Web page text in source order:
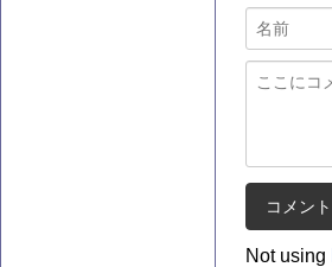
Not using